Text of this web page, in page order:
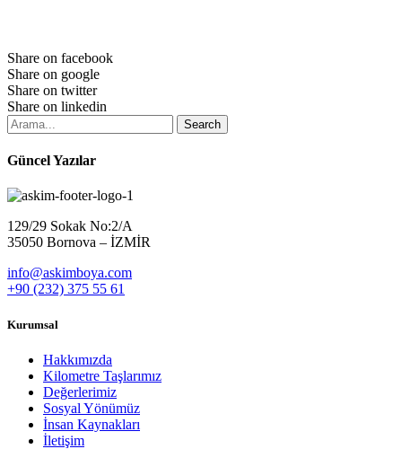
Share on facebook
Share on google
Share on twitter
Share on linkedin
Search
Güncel Yazılar
129/29 Sokak No:2/A
35050 Bornova – İZMİR
info@askimboya.com
+90 (232) 375 55 61
Kurumsal
Hakkımızda
Kilometre Taşlarımız
Değerlerimiz
Sosyal Yönümüz
İnsan Kaynakları
İletişim